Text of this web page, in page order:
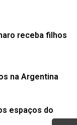
receba filhos
na Argentina
espaços do